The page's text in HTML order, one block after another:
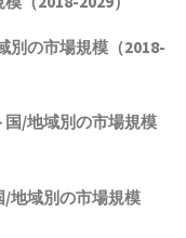
別の市場規模（2018-
国/地域別の市場規模
/地域別の市場規模